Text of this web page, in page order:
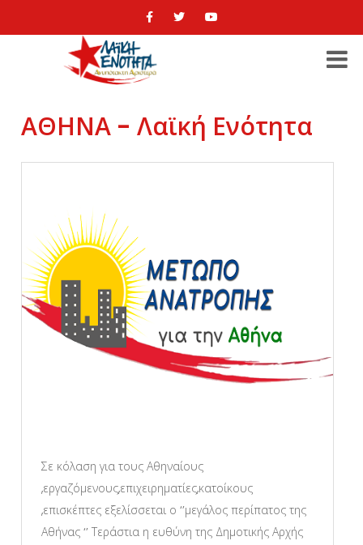
ΑΘΗΝΑ - Λαϊκή Ενότητα
Σε κόλαση για τους Αθηναίους
,εργαζόμενους,επιχειρηματίες,κατοίκους
,επισκέπτες εξελίσσεται ο ‘’μεγάλος περίπατος της
Αθήνας ‘’ Τεράστια η ευθύνη της Δημοτικής Αρχής